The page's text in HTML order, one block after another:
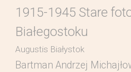
1915-1945 Stare
Białegostoku
Augustis Białystok
Bartman Andrzej